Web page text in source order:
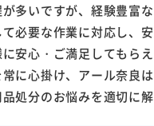
多いですが、経験豊富
必要な作業に対応し、
安心・ご満足してもら
に心掛け、アール奈良
処分のお悩みを適切に解